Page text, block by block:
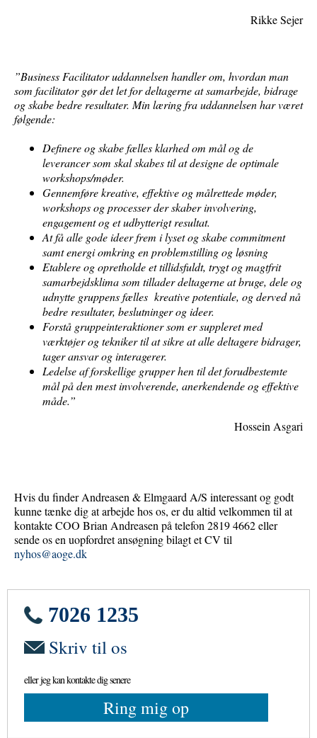
Rikke Sejer
”Business Facilitator uddannelsen handler om, hvordan man
som facilitator gør det let for deltagerne at samarbejde, bidrage
og skabe bedre resultater. Min læring fra uddannelsen har været
følgende:
Definere og skabe fælles klarhed om mål og de
leverancer som skal skabes til at designe de optimale
workshops/møder.
Gennemføre kreative, effektive og målrettede møder,
workshops og processer der skaber involvering,
engagement og et udbytterigt resultat.
At få alle gode ideer frem i lyset og skabe commitment
samt energi omkring en problemstilling og løsning
Etablere og opretholde et tillidsfuldt, trygt og magtfrit
samarbejdsklima som tillader deltagerne at bruge, dele og
udnytte gruppens fælles kreative potentiale, og derved nå
bedre resultater, beslutninger og ideer.
Forstå gruppeinteraktioner som er suppleret med
værktøjer og tekniker til at sikre at alle deltagere bidrager,
tager ansvar og interagerer.
Ledelse af forskellige grupper hen til det forudbestemte
mål på den mest involverende, anerkendende og effektive
måde.”
Hossein Asgari
Hvis du finder Andreasen & Elmgaard A/S interessant og godt
kunne tænke dig at arbejde hos os, er du altid velkommen til at
kontakte COO Brian Andreasen på telefon 2819 4662 eller
sende os en uopfordret ansøgning bilagt et CV til
nyhos@aoge.dk
7026 1235
Skriv til os
eller jeg kan kontakte dig senere
Ring mig op